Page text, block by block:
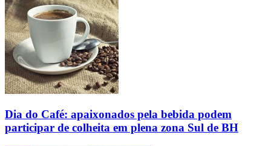
Dia do Café: apaixonados pela bebida podem
participar de colheita em plena zona Sul de BH